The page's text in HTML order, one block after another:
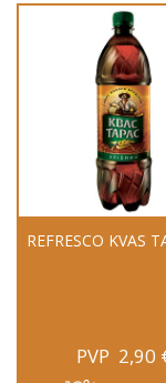
REFRESCO KVAS
PVP 2,90